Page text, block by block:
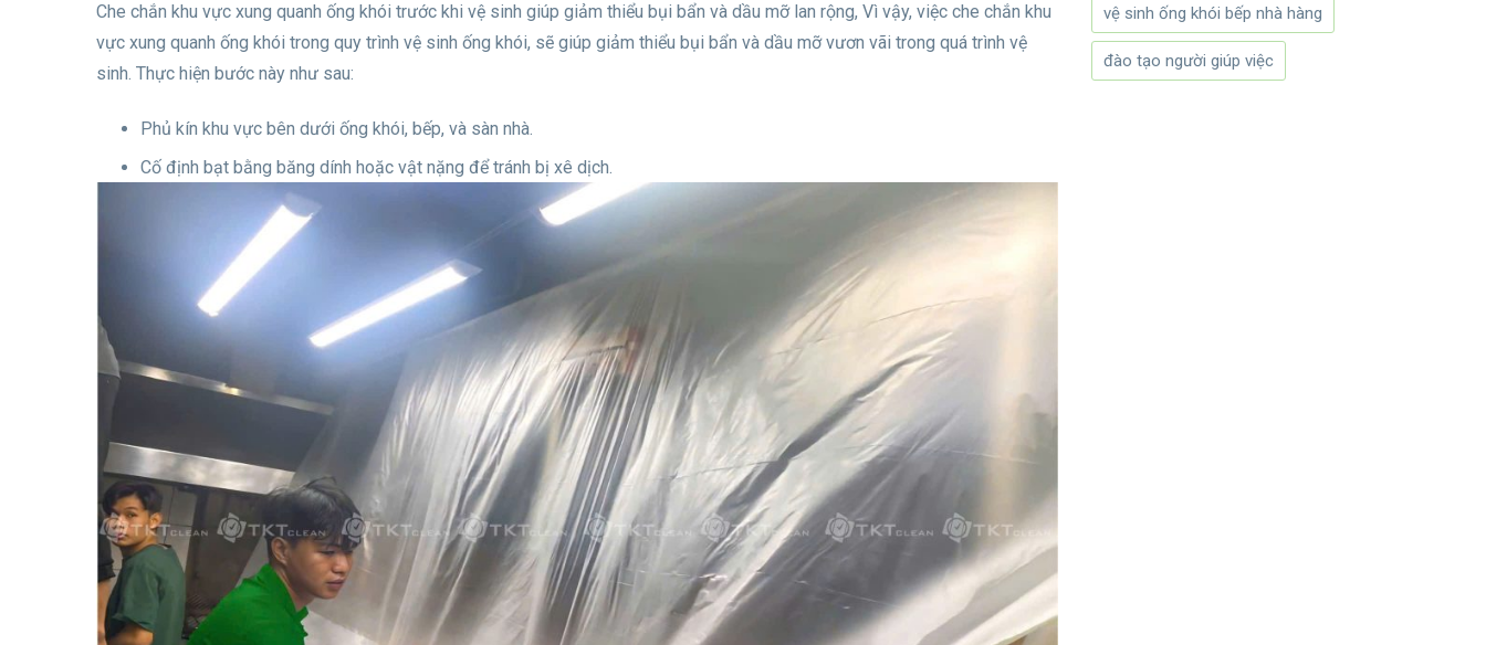
Che chắn khu vực xung quanh ống khói trước khi vệ sinh giúp giảm thiểu bụi bẩn và dầu mỡ lan rộng, Vì vậy, việc che chắn khu
vực xung quanh ống khói trong quy trình vệ sinh ống khói, sẽ giúp giảm thiểu bụi bẩn và dầu mỡ vươn vãi trong quá trình vệ
sinh. Thực hiện bước này như sau:
Phủ kín khu vực bên dưới ống khói, bếp, và sàn nhà.
Cố định bạt bằng băng dính hoặc vật nặng để tránh bị xê dịch.
vệ sinh ống khói bếp nhà hàng
đào tạo người giúp việc